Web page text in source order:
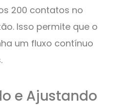
200 contatos no
Isso permite que o
um fluxo contínuo
e Ajustando